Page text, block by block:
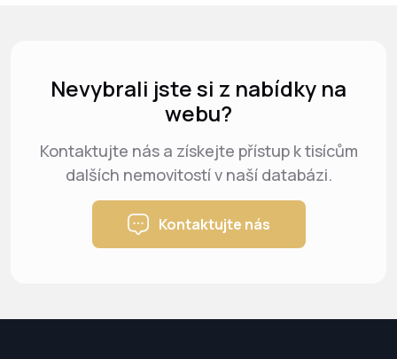
Nevybrali jste si z nabídky na
webu?
Kontaktujte nás a získejte přístup k tisícům
dalších nemovitostí v naší databázi.
Kontaktujte nás